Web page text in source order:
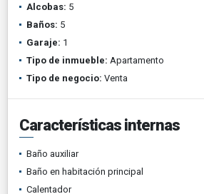
Alcobas: 5
Baños: 5
Garaje: 1
Tipo de inmueble: Apartamento
Tipo de negocio: Venta
Características internas
Baño auxiliar
Baño en habitación principal
Calentador